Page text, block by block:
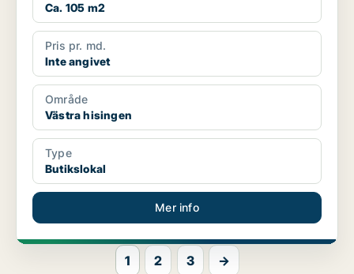
Ca. 105 m2
Pris pr. md.
Inte angivet
Område
Västra hisingen
Type
Butikslokal
Mer info
1 2 3 →